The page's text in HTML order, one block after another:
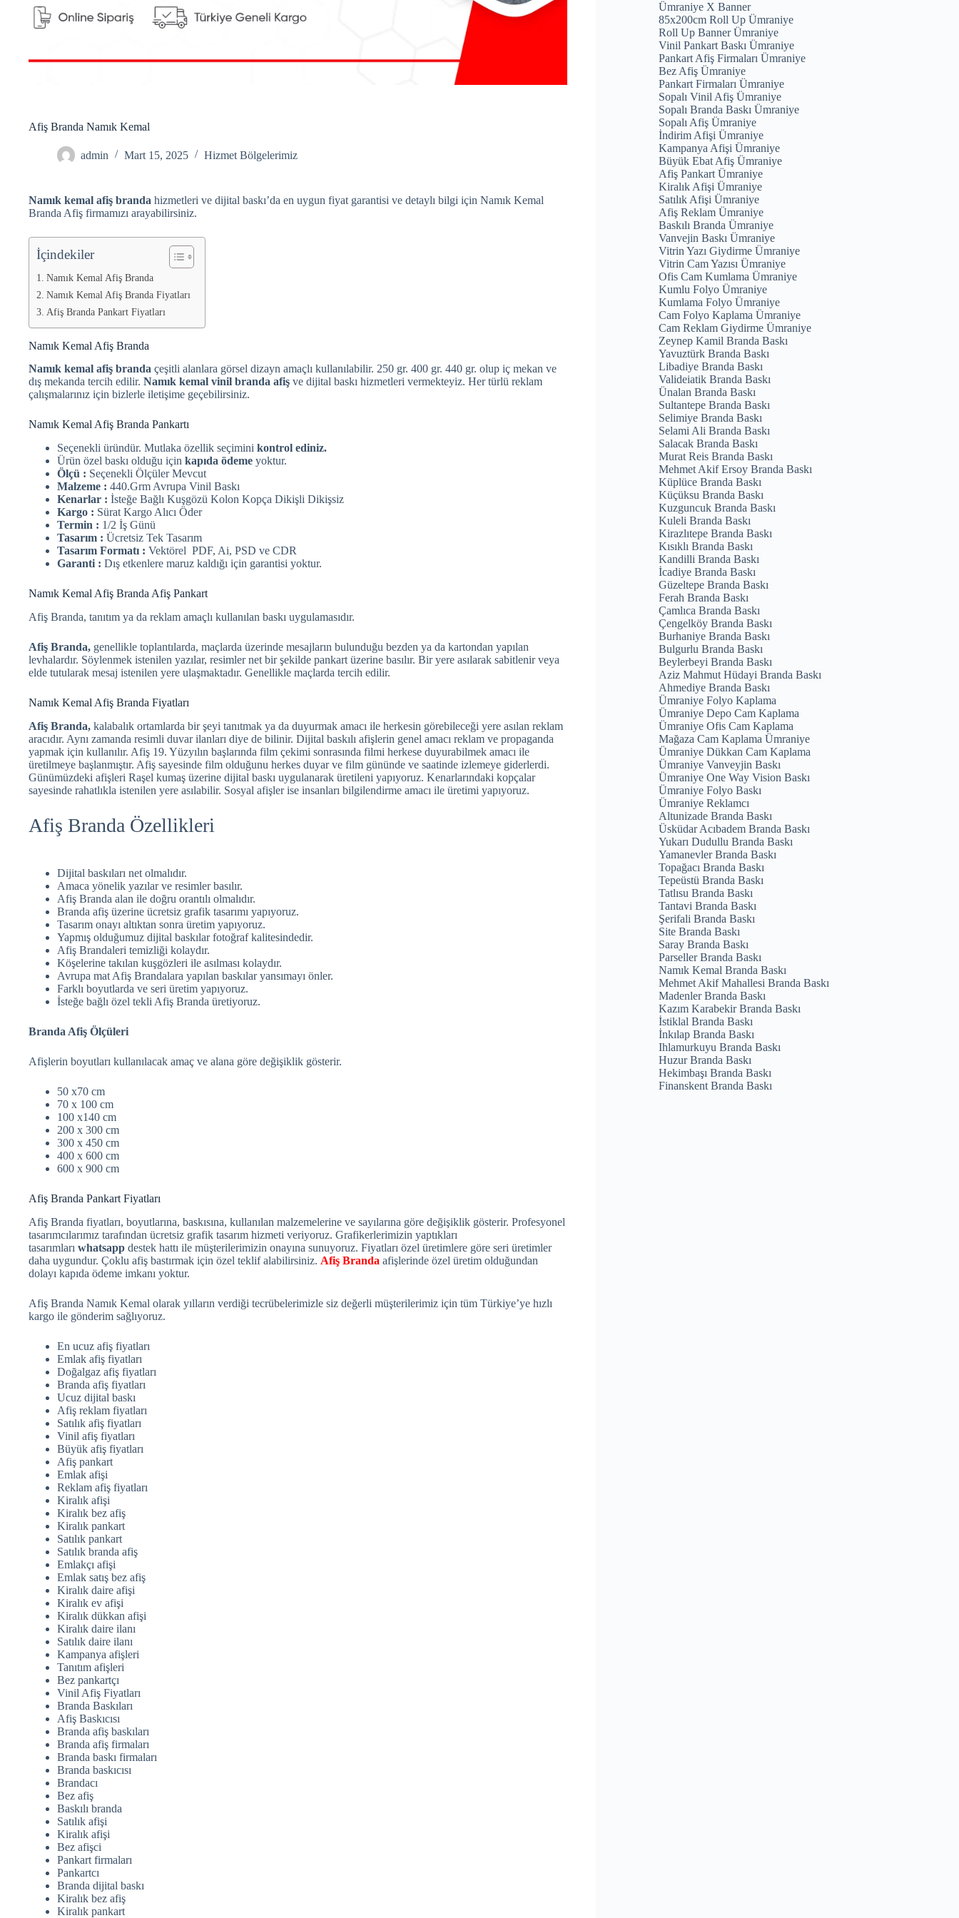
Afiş Branda Namık Kemal
admin Mart 15, 2025 Hizmet Bölgelerimiz
Namık kemal afiş branda hizmetleri ve dijital baskı’da en uygun fiyat garantisi ve detaylı bilgi için Namık Kemal
Branda Afiş firmamızı arayabilirsiniz.
İçindekiler
Namık Kemal Afiş Branda
Namık Kemal Afiş Branda Fiyatları
Afiş Branda Pankart Fiyatları
Namık Kemal Afiş Branda
Namık kemal afiş branda çeşitli alanlara görsel dizayn amaçlı kullanılabilir. 250 gr. 400 gr. 440 gr. olup iç mekan ve
dış mekanda tercih edilir. Namık kemal vinil branda afiş ve dijital baskı hizmetleri vermekteyiz. Her türlü reklam
çalışmalarınız için bizlerle iletişime geçebilirsiniz.
Namık Kemal Afiş Branda Pankartı
Seçenekli üründür. Mutlaka özellik seçimini kontrol ediniz.
Ürün özel baskı olduğu için kapıda ödeme yoktur.
Ölçü : Seçenekli Ölçüler Mevcut
Malzeme : 440.Grm Avrupa Vinil Baskı
Kenarlar : İsteğe Bağlı Kuşgözü Kolon Kopça Dikişli Dikişsiz
Kargo : Sürat Kargo Alıcı Öder
Termin : 1/2 İş Günü
Tasarım : Ücretsiz Tek Tasarım
Tasarım Formatı : Vektörel PDF, Ai, PSD ve CDR
Garanti : Dış etkenlere maruz kaldığı için garantisi yoktur.
Namık Kemal Afiş Branda Afiş Pankart
Afiş Branda, tanıtım ya da reklam amaçlı kullanılan baskı uygulamasıdır.
Afiş Branda, genellikle toplantılarda, maçlarda üzerinde mesajların bulunduğu bezden ya da kartondan yapılan
levhalardır. Söylenmek istenilen yazılar, resimler net bir şekilde pankart üzerine basılır. Bir yere asılarak sabitlenir veya
elde tutularak mesaj istenilen yere ulaşmaktadır. Genellikle maçlarda tercih edilir.
Namık Kemal Afiş Branda Fiyatları
Afiş Branda, kalabalık ortamlarda bir şeyi tanıtmak ya da duyurmak amacı ile herkesin görebileceği yere asılan reklam
aracıdır. Aynı zamanda resimli duvar ilanları diye de bilinir. Dijital baskılı afişlerin genel amacı reklam ve propaganda
yapmak için kullanılır. Afiş 19. Yüzyılın başlarında film çekimi sonrasında filmi herkese duyurabilmek amacı ile
üretilmeye başlanmıştır. Afiş sayesinde film olduğunu herkes duyar ve film gününde ve saatinde izlemeye giderlerdi.
Günümüzdeki afişleri Raşel kumaş üzerine dijital baskı uygulanarak üretileni yapıyoruz. Kenarlarındaki kopçalar
sayesinde rahatlıkla istenilen yere asılabilir. Sosyal afişler ise insanları bilgilendirme amacı ile üretimi yapıyoruz.
Afiş Branda Özellikleri
Dijital baskıları net olmalıdır.
Amaca yönelik yazılar ve resimler basılır.
Afiş Branda alan ile doğru orantılı olmalıdır.
Branda afiş üzerine ücretsiz grafik tasarımı yapıyoruz.
Tasarım onayı altıktan sonra üretim yapıyoruz.
Yapmış olduğumuz dijital baskılar fotoğraf kalitesindedir.
Afiş Brandaleri temizliği kolaydır.
Köşelerine takılan kuşgözleri ile asılması kolaydır.
Avrupa mat Afiş Brandalara yapılan baskılar yansımayı önler.
Farklı boyutlarda ve seri üretim yapıyoruz.
İsteğe bağlı özel tekli Afiş Branda üretiyoruz.
Branda Afiş Ölçüleri
Afişlerin boyutları kullanılacak amaç ve alana göre değişiklik gösterir.
50 x70 cm
70 x 100 cm
100 x140 cm
200 x 300 cm
300 x 450 cm
400 x 600 cm
600 x 900 cm
Afiş Branda Pankart Fiyatları
Afiş Branda fiyatları, boyutlarına, baskısına, kullanılan malzemelerine ve sayılarına göre değişiklik gösterir. Profesyonel
tasarımcılarımız tarafından ücretsiz grafik tasarım hizmeti veriyoruz. Grafikerlerimizin yaptıkları
tasarımları whatsapp destek hattı ile müşterilerimizin onayına sunuyoruz. Fiyatları özel üretimlere göre seri üretimler
daha uygundur. Çoklu afiş bastırmak için özel teklif alabilirsiniz. Afiş Branda afişlerinde özel üretim olduğundan
dolayı kapıda ödeme imkanı yoktur.
Afiş Branda Namık Kemal olarak yılların verdiği tecrübelerimizle siz değerli müşterilerimiz için tüm Türkiye’ye hızlı
kargo ile gönderim sağlıyoruz.
En ucuz afiş fiyatları
Emlak afiş fiyatları
Doğalgaz afiş fiyatları
Branda afiş fiyatları
Ucuz dijital baskı
Afiş reklam fiyatları
Satılık afiş fiyatları
Vinil afiş fiyatları
Büyük afiş fiyatları
Afiş pankart
Emlak afişi
Reklam afiş fiyatları
Kiralık afişi
Kiralık bez afiş
Kiralık pankart
Satılık pankart
Satılık branda afiş
Emlakçı afişi
Emlak satış bez afiş
Kiralık daire afişi
Kiralık ev afişi
Kiralık dükkan afişi
Kiralık daire ilanı
Satılık daire ilanı
Kampanya afişleri
Tanıtım afişleri
Bez pankartçı
Vinil Afiş Fiyatları
Branda Baskıları
Afiş Baskıcısı
Branda afiş baskıları
Branda afiş firmaları
Branda baskı firmaları
Branda baskıcısı
Brandacı
Bez afiş
Baskılı branda
Satılık afişi
Kiralık afişi
Bez afişci
Pankart firmaları
Pankartcı
Branda dijital baskı
Kiralık bez afiş
Kiralık pankart
Ümraniye X Banner
85x200cm Roll Up Ümraniye
Roll Up Banner Ümraniye
Vinil Pankart Baskı Ümraniye
Pankart Afiş Firmaları Ümraniye
Bez Afiş Ümraniye
Pankart Firmaları Ümraniye
Sopalı Vinil Afiş Ümraniye
Sopalı Branda Baskı Ümraniye
Sopalı Afiş Ümraniye
İndirim Afişi Ümraniye
Kampanya Afişi Ümraniye
Büyük Ebat Afiş Ümraniye
Afiş Pankart Ümraniye
Kiralık Afişi Ümraniye
Satılık Afişi Ümraniye
Afiş Reklam Ümraniye
Baskılı Branda Ümraniye
Vanvejin Baskı Ümraniye
Vitrin Yazı Giydirme Ümraniye
Vitrin Cam Yazısı Ümraniye
Ofis Cam Kumlama Ümraniye
Kumlu Folyo Ümraniye
Kumlama Folyo Ümraniye
Cam Folyo Kaplama Ümraniye
Cam Reklam Giydirme Ümraniye
Zeynep Kamil Branda Baskı
Yavuztürk Branda Baskı
Libadiye Branda Baskı
Valideiatik Branda Baskı
Ünalan Branda Baskı
Sultantepe Branda Baskı
Selimiye Branda Baskı
Selami Ali Branda Baskı
Salacak Branda Baskı
Murat Reis Branda Baskı
Mehmet Akif Ersoy Branda Baskı
Küplüce Branda Baskı
Küçüksu Branda Baskı
Kuzguncuk Branda Baskı
Kuleli Branda Baskı
Kirazlıtepe Branda Baskı
Kısıklı Branda Baskı
Kandilli Branda Baskı
İcadiye Branda Baskı
Güzeltepe Branda Baskı
Ferah Branda Baskı
Çamlıca Branda Baskı
Çengelköy Branda Baskı
Burhaniye Branda Baskı
Bulgurlu Branda Baskı
Beylerbeyi Branda Baskı
Aziz Mahmut Hüdayi Branda Baskı
Ahmediye Branda Baskı
Ümraniye Folyo Kaplama
Ümraniye Depo Cam Kaplama
Ümraniye Ofis Cam Kaplama
Mağaza Cam Kaplama Ümraniye
Ümraniye Dükkan Cam Kaplama
Ümraniye Vanveyjin Baskı
Ümraniye One Way Vision Baskı
Ümraniye Folyo Baskı
Ümraniye Reklamcı
Altunizade Branda Baskı
Üsküdar Acıbadem Branda Baskı
Yukarı Dudullu Branda Baskı
Yamanevler Branda Baskı
Topağacı Branda Baskı
Tepeüstü Branda Baskı
Tatlısu Branda Baskı
Tantavi Branda Baskı
Şerifali Branda Baskı
Site Branda Baskı
Saray Branda Baskı
Parseller Branda Baskı
Namık Kemal Branda Baskı
Mehmet Akif Mahallesi Branda Baskı
Madenler Branda Baskı
Kazım Karabekir Branda Baskı
İstiklal Branda Baskı
İnkılap Branda Baskı
Ihlamurkuyu Branda Baskı
Huzur Branda Baskı
Hekimbaşı Branda Baskı
Finanskent Branda Baskı